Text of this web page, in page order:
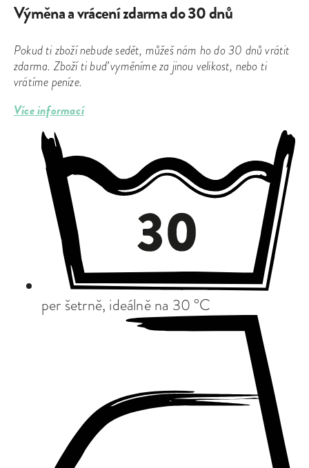
Výměna a vrácení zdarma do 30 dnů
Pokud ti zboží nebude sedět, můžeš nám ho do 30 dnů vrátit
zdarma. Zboží ti buď vyměníme za jinou velikost, nebo ti
vrátíme peníze.
Více informací
per šetrně, ideálně na 30 °C